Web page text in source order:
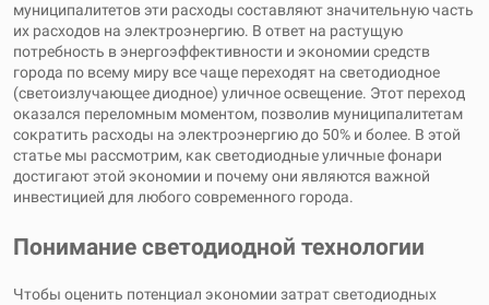
муниципалитетов эти расходы составляют значительную часть
их расходов на электроэнергию. В ответ на растущую
потребность в энергоэффективности и экономии средств
города по всему миру все чаще переходят на светодиодное
(светоизлучающее диодное) уличное освещение. Этот переход
оказался переломным моментом, позволив муниципалитетам
сократить расходы на электроэнергию до 50% и более. В этой
статье мы рассмотрим, как светодиодные уличные фонари
достигают этой экономии и почему они являются важной
инвестицией для любого современного города.
Понимание светодиодной технологии
Чтобы оценить потенциал экономии затрат светодиодных